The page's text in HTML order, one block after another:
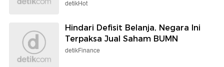
detikHot
Hindari Defisit Belanja, Negara Ini
Terpaksa Jual Saham BUMN
detikFinance